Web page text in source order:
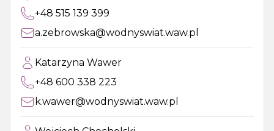
+48 515 139 399
a.zebrowska@wodnyswiat.waw.pl
Katarzyna Wawer
+48 600 338 223
k.wawer@wodnyswiat.waw.pl